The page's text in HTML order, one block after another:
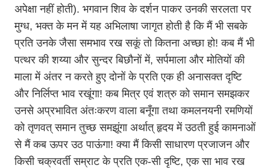
अपेक्षा नहीं होती). भगवान शिव के दर्शन पाकर उनकी सरलता पर
मुग्ध, भक्त के मन में यह अभिलाषा जागृत होती है कि मैं भी सबके
प्रति उनके जैसा समभाव रख सकूं तो कितना अच्छा हो! कब मैं भी
पत्थर की शय्या और सुन्दर बिछौनों में, सर्पमाला और मोतियों की
माला में अंतर न करते हुए दोनों के प्रति एक ही अनासक्त दृष्टि
और निर्लिप्त भाव रखूंगा! कब मित्र एवं शत्रु को समान समझकर
उनसे अप्रभावित अंतःकरण वाला बनूँगा तथा कमलनयनी रमणियों
को तृणवत् समान तुच्छ समझूंगा अर्थात् हृदय में उठती हुई कामनाओं
से मैं कब ऊपर उठ पाऊंगा! क्या मैं किसी साधारण प्रजाजन और
किसी चक्रवर्ती सम्राट के प्रति एक-सी दृष्टि, एक सा भाव रख